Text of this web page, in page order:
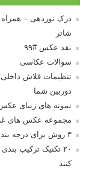
شاتر
نقد عکس #۹۹
سوالات عکاسی
تنظیمات فلاش داخلی
دوربین شما
نمونه های زیبای
مجموعه عکس های
۳ روش برای درجه بندی و تنظیم دقیق رنگ در فتوشاپ
۲۰ تکنیک ترکیب
کنند